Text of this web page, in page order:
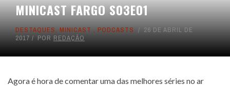
MINICAST FARGO S03E01
DESTAQUES, MINICAST , PODCASTS
26 DE ABRIL DE
2017
POR REDAÇÃO
Agora é hora de comentar uma das melhores séries no ar